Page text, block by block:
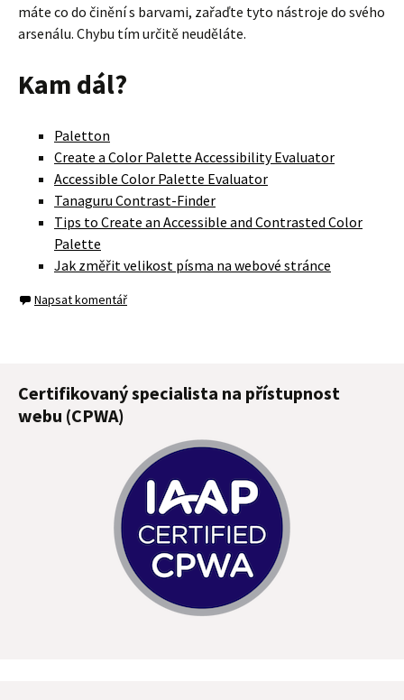
máte co do činění s barvami, zařaďte tyto nástroje do svého
arsenálu. Chybu tím určitě neuděláte.
Kam dál?
Paletton
Create a Color Palette Accessibility Evaluator
Accessible Color Palette Evaluator
Tanaguru Contrast-Finder
Tips to Create an Accessible and Contrasted Color
Palette
Jak změřit velikost písma na webové stránce
Napsat komentář
Certifikovaný specialista na přístupnost
webu (CPWA)